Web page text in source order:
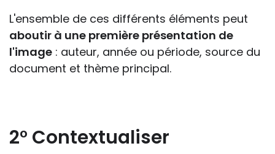
L'ensemble de ces différents éléments peut
aboutir à une première présentation de
l'image : auteur, année ou période, source du
document et thème principal.
2° Contextualiser